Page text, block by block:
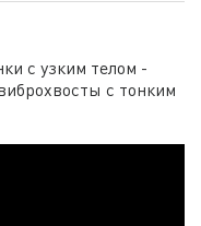
с узким телом -
с тонким